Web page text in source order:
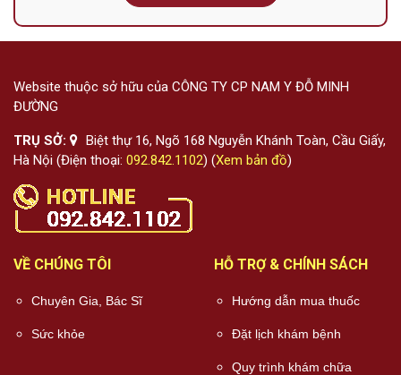
Website thuộc sở hữu của CÔNG TY CP NAM Y ĐỖ MINH
ĐƯỜNG
TRỤ SỞ:
Biệt thự 16, Ngõ 168 Nguyễn Khánh Toàn, Cầu Giấy,
Hà Nội (Điện thoại: 092.842.1102) (Xem bản đồ)
VỀ CHÚNG TÔI
Chuyên Gia, Bác Sĩ
Sức khỏe
HỖ TRỢ & CHÍNH SÁCH
Hướng dẫn mua thuốc
Đặt lịch khám bệnh
Quy trình khám chữa